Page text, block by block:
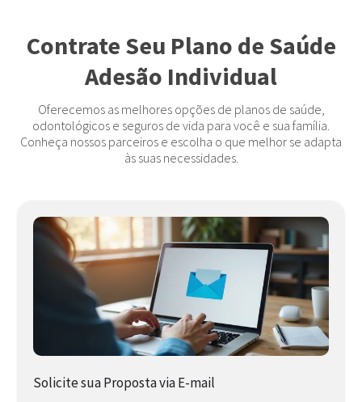
Contrate Seu Plano de Saúde
Adesão Individual
Oferecemos as melhores opções de planos de saúde,
odontológicos e seguros de vida para você e sua família.
Conheça nossos parceiros e escolha o que melhor se adapta
às suas necessidades.
Solicite sua Proposta via E-mail